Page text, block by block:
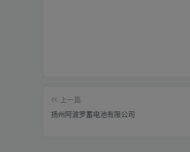
上一篇
扬州阿波罗蓄电池有限公司